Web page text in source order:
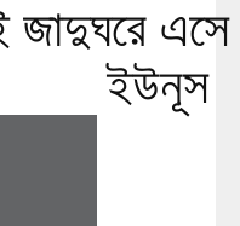
জাদুঘরে
ইউনূস